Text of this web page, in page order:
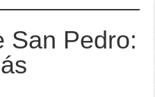
San Pedro: